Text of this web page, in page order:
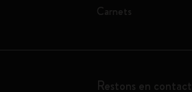
Carnets
Restons en contact